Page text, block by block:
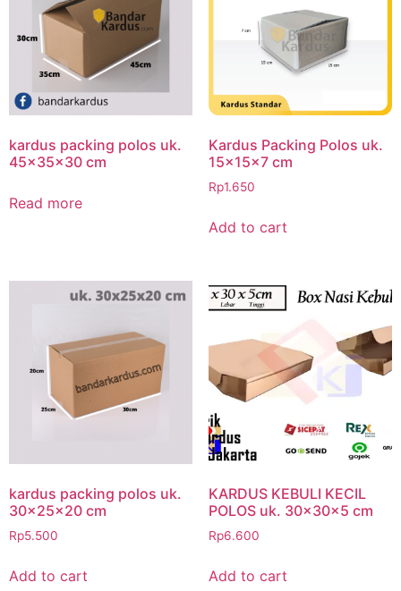
kardus packing polos uk.
45x35x30 cm
Read more
Kardus Packing Polos uk.
15x15x7 cm
Rp1.650
Add to cart
kardus packing polos uk.
30x25x20 cm
Rp5.500
Add to cart
KARDUS KEBULI KECIL
POLOS uk. 30x30x5 cm
Rp6.600
Add to cart